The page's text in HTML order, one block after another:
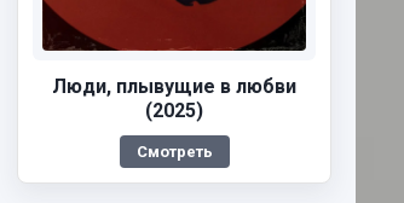
Люди, плывущие в любви
(2025)
Смотреть